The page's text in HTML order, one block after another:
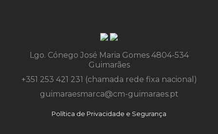
Lgo. Cónego José Maria Gomes 4804-534
Guimarães
+351 253 421 231 (chamada rede fixa nacional)
guimaraesmarca@cm-guimaraes.pt
Política de Privacidade e Segurança